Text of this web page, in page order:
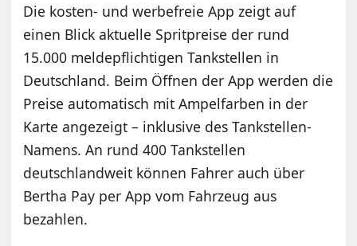
Die kosten- und werbefreie App zeigt auf
einen Blick aktuelle Spritpreise der rund
15.000 meldepflichtigen Tankstellen in
Deutschland. Beim Öffnen der App werden die
Preise automatisch mit Ampelfarben in der
Karte angezeigt – inklusive des Tankstellen-
Namens. An rund 400 Tankstellen
deutschlandweit können Fahrer auch über
Bertha Pay per App vom Fahrzeug aus
bezahlen.